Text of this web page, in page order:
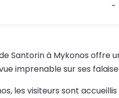
-
Santorin à Mykonos offre
imprenable sur ses
les visiteurs sont